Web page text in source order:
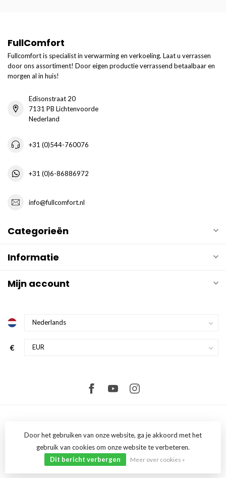
FullComfort
Fullcomfort is specialist in verwarming en verkoeling. Laat u verrassen
door ons assortiment! Door eigen productie verrassend betaalbaar en
morgen al in huis!
Edisonstraat 20
7131 PB Lichtenvoorde
Nederland
+31 (0)544-760076
+31 (0)6-86886972
info@fullcomfort.nl
Categorieën
Informatie
Mijn account
€
© Copyright 2026 FullComfort- Powered byLightspeed-Lightspeed
designbyDyvelopment
Door het gebruiken van onze website, ga je akkoord met het
gebruik van cookies om onze website te verbeteren.
Dit bericht verbergen
Meer over cookies »